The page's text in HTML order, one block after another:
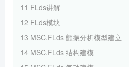
11 FLds讲解
12 FLds模块
13 MSC.FLds 颤振分析模型建立
14 MSC.FLds 结构建模